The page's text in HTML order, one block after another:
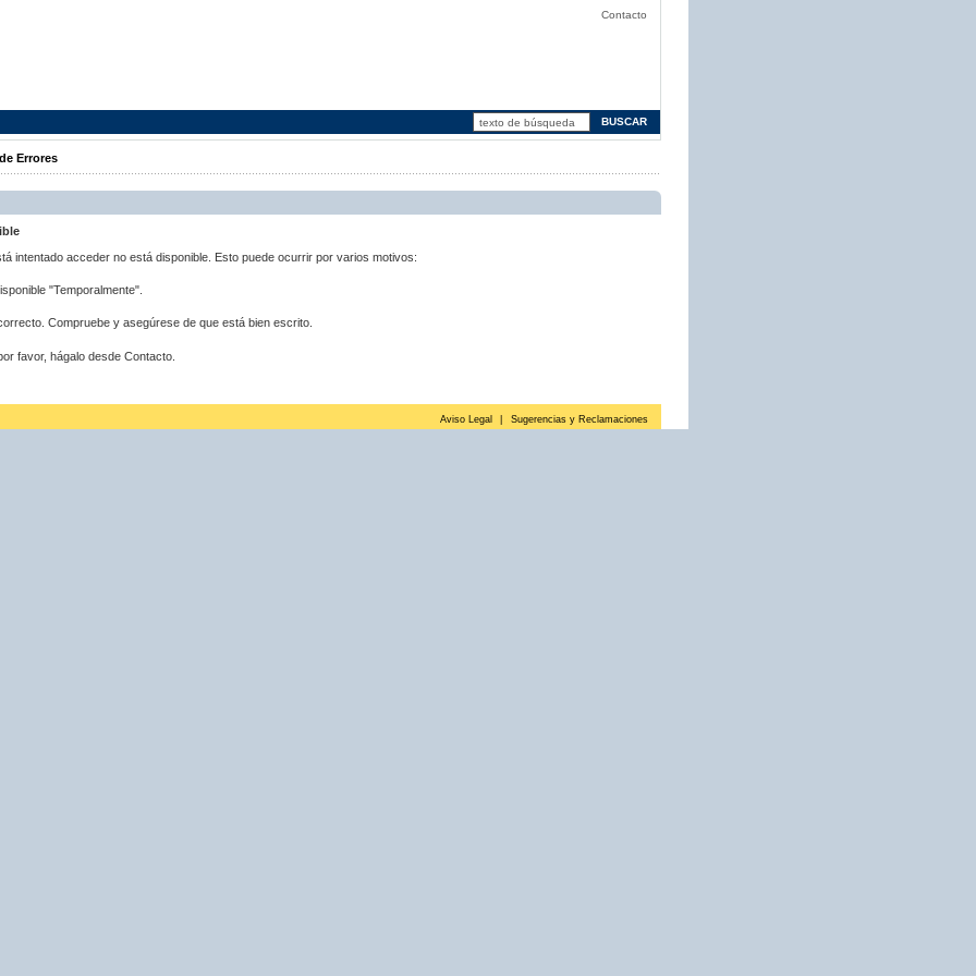
Contacto
Errores
intentado acceder no está disponible. Esto puede ocurrir por varios motivos:
"Temporalmente".
Compruebe y asegúrese de que está bien escrito.
favor, hágalo desde Contacto.
Aviso Legal Sugerencias y Reclamaciones